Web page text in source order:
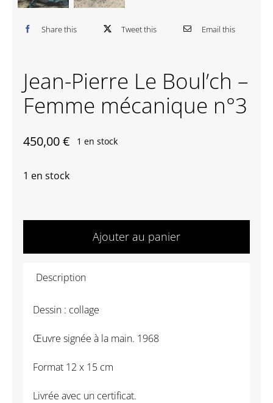
Contactez-nous
Share this Tweet this Email this
Jean-Pierre Le Boul’ch –
Femme mécanique n°3
450,00€ 1 en stock
1 en stock
de
Ajouter au panier
Description
Dessin : collage
Œuvre signée à la main. 1968
Format 12 x 15 cm
Livrée avec un certificat.